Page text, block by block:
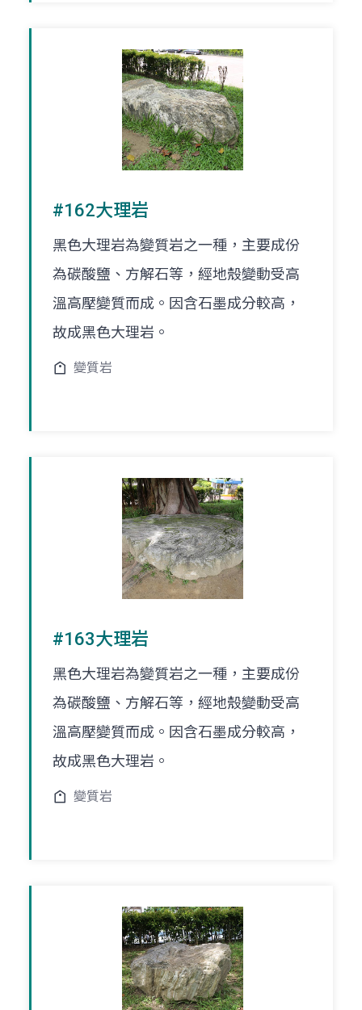
#162大理岩
黑色大理岩為變質岩之一種，主要成份
為碳酸鹽、方解石等，經地殼變動受高
溫高壓變質而成。因含石墨成分較高，
故成黑色大理岩。
變質岩
#163大理岩
黑色大理岩為變質岩之一種，主要成份
為碳酸鹽、方解石等，經地殼變動受高
溫高壓變質而成。因含石墨成分較高，
故成黑色大理岩。
變質岩